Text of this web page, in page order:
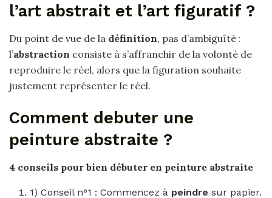
l’art abstrait et l’art figuratif ?
Du point de vue de la définition, pas d’ambiguïté :
l’abstraction consiste à s’affranchir de la volonté de
reproduire le réel, alors que la figuration souhaite
justement représenter le réel.
Comment debuter une
peinture abstraite ?
4 conseils pour bien débuter en peinture abstraite
1) Conseil n°1 : Commencez à peindresur papier.